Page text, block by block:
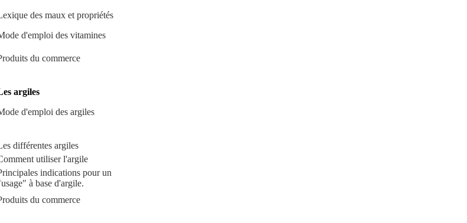
des maux et propriétés
d'emploi des vitamines
du commerce
argiles
d'emploi des argiles
différentes argiles
utiliser l'argile
indications pour un
à base d'argile.
du commerce